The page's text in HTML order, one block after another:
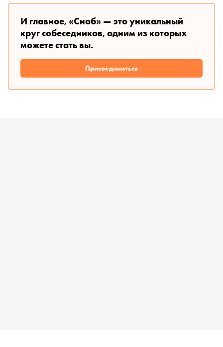
И главное, «Сноб» — это уникальный
круг собеседников, одним из которых
можете стать вы.
Присоединиться